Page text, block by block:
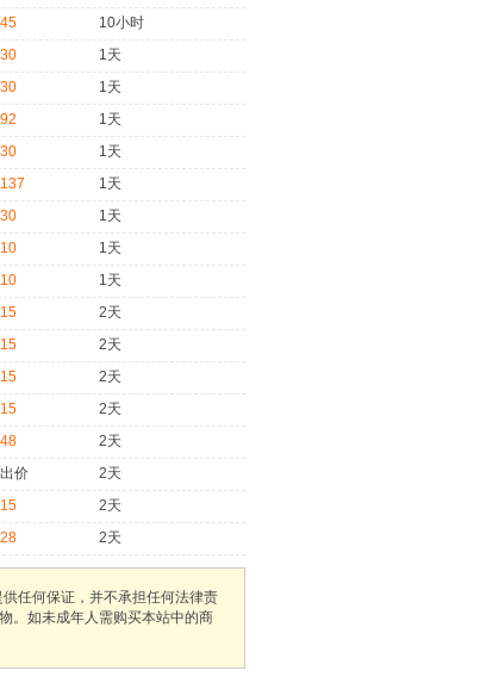
10小时
1天
1天
1天
1天
1天
1天
1天
1天
2天
2天
2天
2天
2天
价
2天
2天
2天
任何保证，并不承担任何法律责
。如未成年人需购买本站中的商